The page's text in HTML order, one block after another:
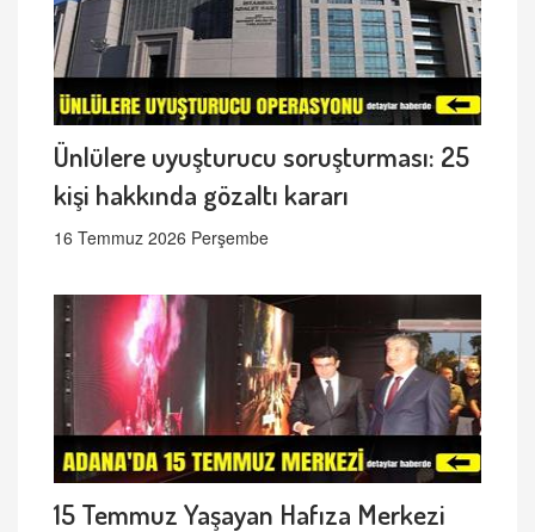
Ünlülere uyuşturucu soruşturması: 25
kişi hakkında gözaltı kararı
16 Temmuz 2026 Perşembe
15 Temmuz Yaşayan Hafıza Merkezi